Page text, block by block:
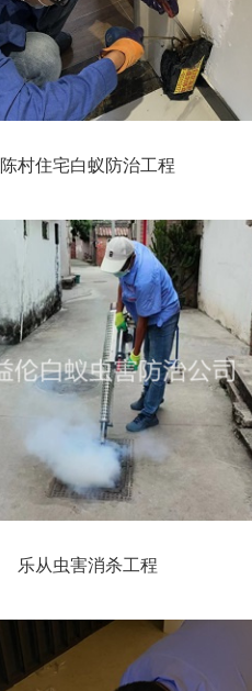
陈村住宅白蚁防治工程
乐从虫害消杀工程